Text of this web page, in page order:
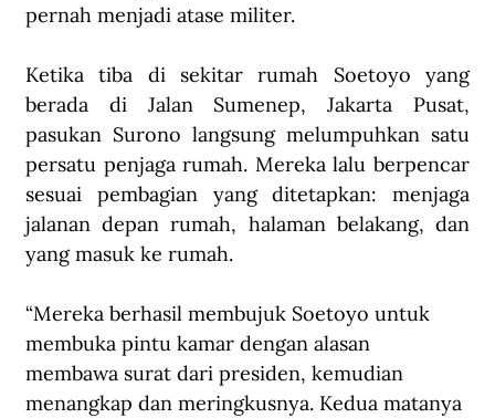
pernah menjadi atase militer.
Ketika tiba di sekitar rumah Soetoyo yang
berada di Jalan Sumenep, Jakarta Pusat,
pasukan Surono langsung melumpuhkan satu
persatu penjaga rumah. Mereka lalu berpencar
sesuai pembagian yang ditetapkan: menjaga
jalanan depan rumah, halaman belakang, dan
yang masuk ke rumah.
“Mereka berhasil membujuk Soetoyo untuk
membuka pintu kamar dengan alasan
membawa surat dari presiden, kemudian
menangkap dan meringkusnya. Kedua matanya